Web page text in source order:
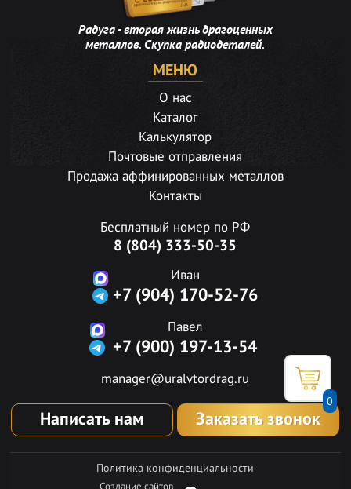
0
Радуга - вторая жизнь драгоценных
металлов. Скупка радиодеталей.
МЕНЮ
О нас
Каталог
Калькулятор
Почтовые отправления
Продажа аффинированных металлов
Контакты
Бесплатный номер по РФ
8 (804) 333-50-35
Иван
+7 (904) 170-52-76
Павел
+7 (900) 197-13-54
manager@uralvtordrag.ru
Написать нам Заказать звонок
Политика конфиденциальности